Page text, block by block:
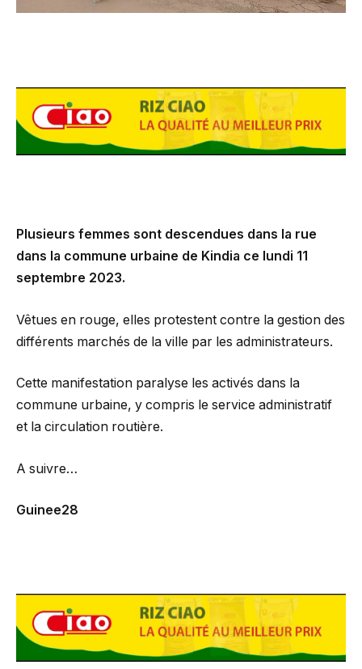
Plusieurs femmes sont descendues dans la rue
dans la commune urbaine de Kindia ce lundi 11
septembre 2023.
Vêtues en rouge, elles protestent contre la gestion des
différents marchés de la ville par les administrateurs.
Cette manifestation paralyse les activés dans la
commune urbaine, y compris le service administratif
et la circulation routière.
A suivre…
Guinee28